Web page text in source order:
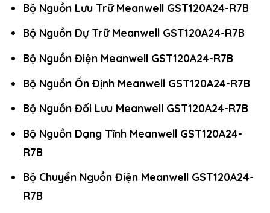
Bộ Nguồn Lưu Trữ Meanwell GST120A24-R7B
Bộ Nguồn Dự Trữ Meanwell GST120A24-R7B
Bộ Nguồn Điện Meanwell GST120A24-R7B
Bộ Nguồn Ổn Định Meanwell GST120A24-R7B
Bộ Nguồn Đối Lưu Meanwell GST120A24-R7B
Bộ Nguồn Dạng Tĩnh Meanwell GST120A24-
R7B
Bộ Chuyển Nguồn Điện Meanwell GST120A24-
R7B